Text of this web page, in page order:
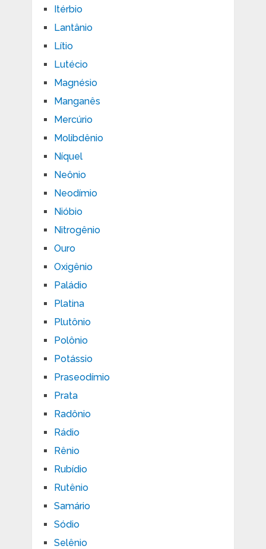
Itérbio
Lantânio
Lítio
Lutécio
Magnésio
Manganês
Mercúrio
Molibdênio
Níquel
Neônio
Neodímio
Nióbio
Nitrogênio
Ouro
Oxigênio
Paládio
Platina
Plutônio
Polônio
Potássio
Praseodímio
Prata
Radônio
Rádio
Rênio
Rubídio
Rutênio
Samário
Sódio
Selênio